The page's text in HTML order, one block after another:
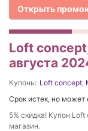
Открыть
Loft
августа
Купоны: Loft concept,
Срок истек, но может
5% скидка! Купон
магазин.